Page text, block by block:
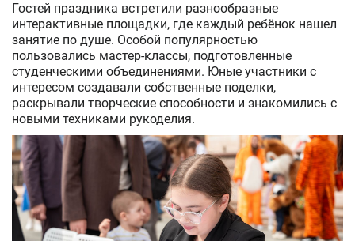
Гостей праздника встретили разнообразные
интерактивные площадки, где каждый ребёнок нашел
занятие по душе. Особой популярностью
пользовались мастер-классы, подготовленные
студенческими объединениями. Юные участники с
интересом создавали собственные поделки,
раскрывали творческие способности и знакомились с
новыми техниками рукоделия.